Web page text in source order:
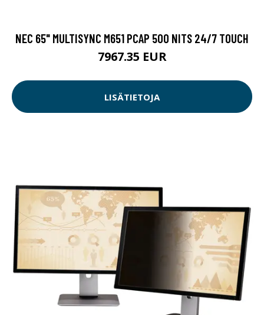
NEC 65" MULTISYNC M651 PCAP 500 NITS 24/7 TOUCH
7967.35 EUR
LISÄTIETOJA